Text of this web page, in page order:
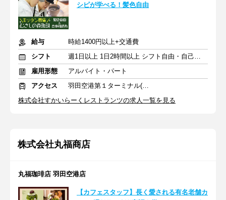
シピが学べる！髪色自由
給与
時給1400円以上+交通費
シフト
週1日以上 1日2時間以上 シフト自由・自己申告
雇用形態
アルバイト・パート
アクセス
羽田空港第１ターミナル(東京モノレール・ＪＡＬ利用)駅 徒歩3分
株式会社すかいらーくレストランツの求人一覧を見る
株式会社丸福商店
丸福珈琲店 羽田空港店
【カフェスタッフ】長く愛される有名老舗カ